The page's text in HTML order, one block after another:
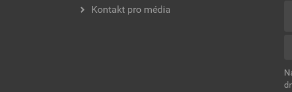
Kontakt pro média